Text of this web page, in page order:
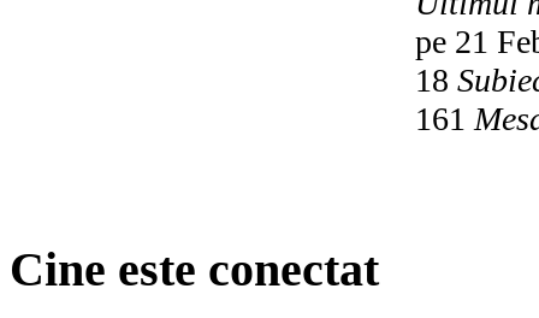
pe 21
18
161
Cine este conectat